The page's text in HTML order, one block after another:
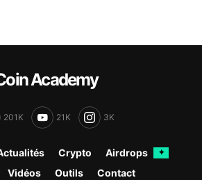
Academy
201K 21K 3K
Crypto Airdrops ✦
Vidéos Outils Contact